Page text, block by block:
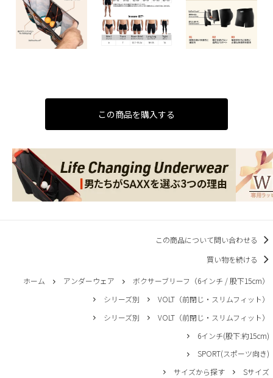
この商品を購入する
この商品について問い合わせる
買い物を続ける
ホーム アンダーウェア
ボクサーブリーフ（6インチ / 股下15cm）
シリーズ別
VOLT（前閉じ・スリムフィット）
シリーズ別
VOLT（前閉じ・スリムフィット）
6インチ(股下:約15cm)
SPORT(スポーツ向き)
サイズから探す
Sサイズ